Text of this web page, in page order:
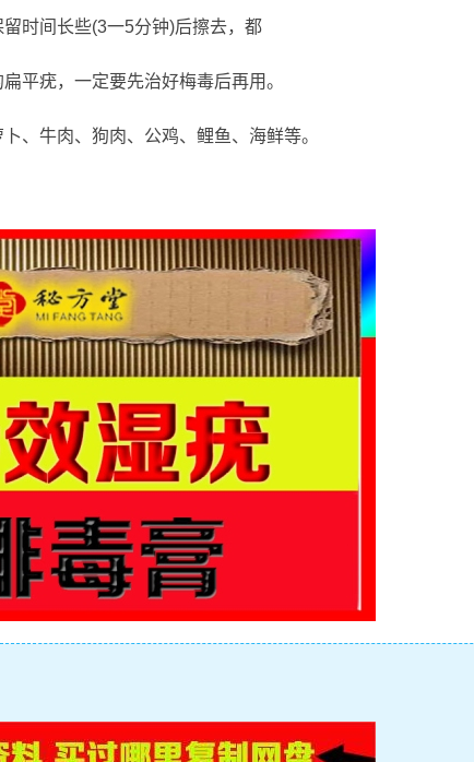
时间长些(3一5分钟)后擦去，都
平疣，一定要先治好梅毒后再用。
、牛肉、狗肉、公鸡、鲤鱼、海鲜等。